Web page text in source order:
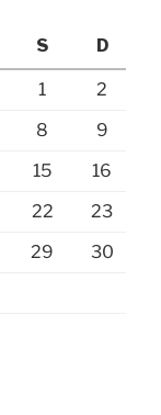
S D
1
2
8
9
15
16
22
23
29
30